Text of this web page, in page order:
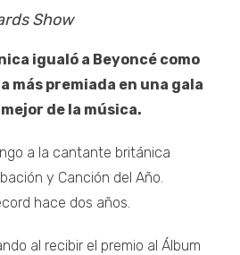
Show
igualó a Beyoncé como
más premiada en una gala
de la música.
a la cantante británica
y Canción del Año.
hace dos años.
al recibir el premio al Álbum